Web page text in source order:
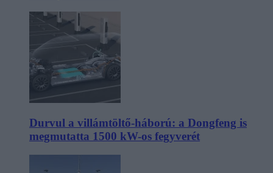
Durvul a villámtöltő-háború: a Dongfeng is
megmutatta 1500 kW-os fegyverét